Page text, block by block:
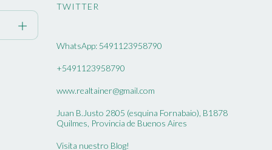
TWITTER
WhatsApp: 5491123958790
+5491123958790
www.realtainer@gmail.com
Juan B.Justo 2805 (esquina Fornabaio), B1878
Quilmes, Provincia de Buenos Aires
Visita nuestro Blog!